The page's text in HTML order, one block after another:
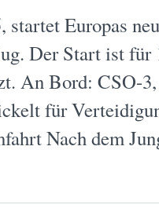
Europas
Der Start ist
An Bord: CSO-
für
Nach dem